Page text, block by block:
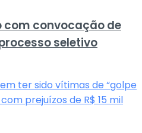
com convocação de
seletivo